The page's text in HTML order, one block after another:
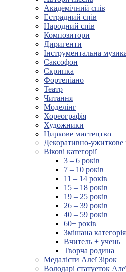
Академічний спів
Естрадний спів
Народний спів
Композитори
Диригенти
Інструментальна музика
Саксофон
Скрипка
Фортепіано
Театр
Читання
Моделінг
Хореографія
Художники
Циркове мистецтво
Декоративно-ужиткове
Вікові категорії
3 – 6 років
7 – 10 років
11 – 14 років
15 – 18 років
19 – 25 років
26 – 39 років
40 – 59 років
60+ років
Змішана категорія
Вчитель + учень
Творча родина
Медалісти Алеї Зірок
Володарі статуеток